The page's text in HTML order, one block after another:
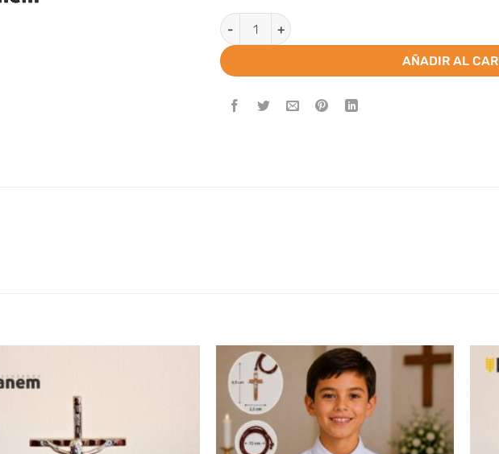
Cruz para solapa (Valor unitario) cantidad
AÑADIR AL